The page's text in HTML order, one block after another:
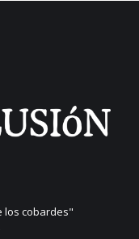
los cobardes"